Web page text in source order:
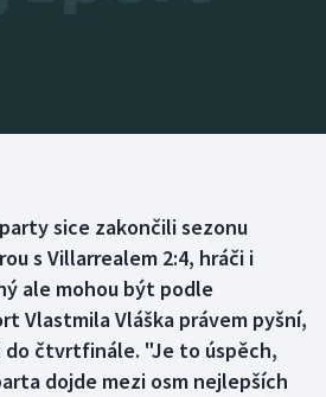
sice zakončili sezonu
s Villarrealem 2:4, hráči i
ale mohou být podle
Vlastmila Vláška právem pyšní,
do čtvrtfinále. "Je to úspěch,
dojde mezi osm nejlepších